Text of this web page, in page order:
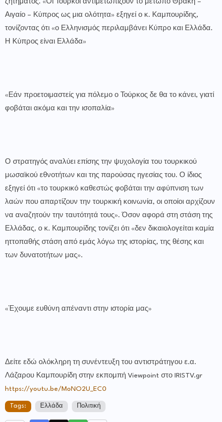
ζητήματος. «Οι Τούρκοι αντιμετωπίζουν το μέτωπο Θράκη –
Αιγαίο – Κύπρος ως μια ολότητα» εξηγεί ο κ. Καμπουρίδης,
τονίζοντας ότι «ο Ελληνισμός περιλαμβάνει Κύπρο και Ελλάδα.
Η Κύπρος είναι Ελλάδα»
«Εάν προετοιμαστείς για πόλεμο ο Τούρκος δε θα το κάνει, γιατί
φοβάται ακόμα και την ισοπαλία»
Ο στρατηγός αναλύει επίσης την ψυχολογία του τουρκικού
μωσαϊκού εθνοτήτων και της παρούσας ηγεσίας του. Ο ίδιος
εξηγεί ότι «το τουρκικό καθεστώς φοβάται την αφύπνιση των
λαών που απαρτίζουν την τουρκική κοινωνία, οι οποίοι αρχίζουν
να αναζητούν την ταυτότητά τους». Όσον αφορά στη στάση της
Ελλάδας, ο κ. Καμπουρίδης τονίζει ότι «δεν δικαιολογείται καμία
ηττοπαθής στάση από εμάς λόγω της ιστορίας, της θέσης και
των δυνατοτήτων μας».
«Έχουμε ευθύνη απέναντι στην ιστορία μας»
Δείτε εδώ ολόκληρη τη συνέντευξη του αντιστράτηγου ε.α.
Λάζαρου Καμπουρίδη στην εκπομπή Viewpoint στο IRISTV.gr
https://youtu.be/MoNO2U_EC0
Tags: Ελλάδα Πολιτική